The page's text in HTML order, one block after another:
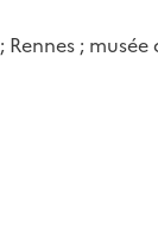
; musée